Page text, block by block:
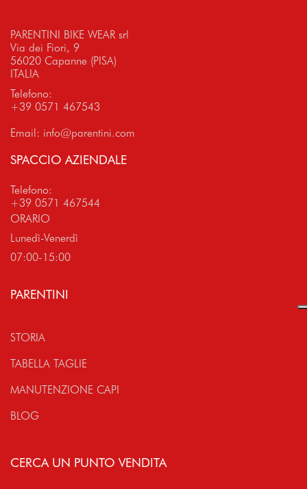
PARENTINI BIKE WEAR srl
Via dei Fiori, 9
56020 Capanne (PISA)
ITALIA
Telefono:
+39 0571 467543
Email: info@parentini.com
SPACCIO AZIENDALE
Telefono:
+39 0571 467544
ORARIO
Lunedì-Venerdì
07:00-15:00
PARENTINI
STORIA
TABELLA TAGLIE
MANUTENZIONE CAPI
BLOG
CERCA UN PUNTO VENDITA